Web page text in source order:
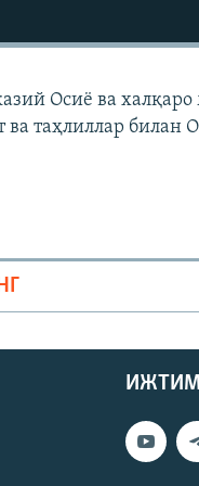
Осиë ва
ва таҳлиллар билан